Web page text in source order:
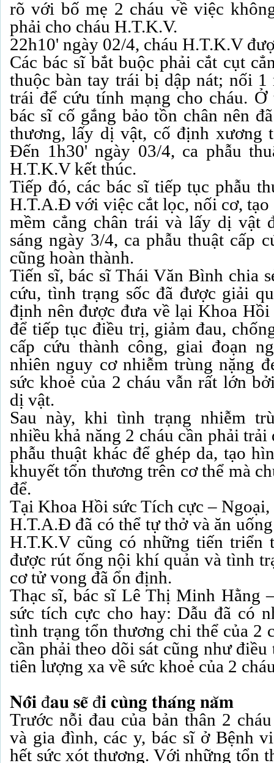
rõ với bố mẹ 2 cháu về việc
phải cho cháu H.T.K.V.
22h10' ngày 02/4, cháu H.T.K.V
Các bác sĩ bắt buộc phải cắt cụt
thuộc bàn tay trái bị dập nát; nối 1
trái để cứu tính mạng cho cháu. Ở
bác sĩ cố gắng bảo tồn chân nên
thương, lấy dị vật, cố định xương
Đến 1h30' ngày 03/4, ca phẫu
H.T.K.V kết thúc.
Tiếp đó, các bác sĩ tiếp tục phẫu
H.T.A.Đ với việc cắt lọc, nối cơ,
mềm cẳng chân trái và lấy dị
sáng ngày 3/4, ca phẫu thuật cấp
cũng hoàn thành.
Tiến sĩ, bác sĩ Thái Văn Bình chia
cứu, tình trạng sốc đã được giải
định nên được đưa về lại Khoa
để tiếp tục điều trị, giảm đau,
cấp cứu thành công, giai đoạn
nhiên nguy cơ nhiễm trùng nặng
sức khoẻ của 2 cháu vẫn rất lớn
dị vật.
Sau này, khi tình trạng nhiễm
nhiều khả năng 2 cháu cần phải
phẫu thuật khác để ghép da, tạo
khuyết tổn thương trên cơ thể mà
để.
Tại Khoa Hồi sức Tích cực –
H.T.A.Đ đã có thể tự thở và ăn
H.T.K.V cũng có những tiến triển
được rút ống nội khí quản và tình
cơ tử vong đã ổn định.
Thạc sĩ, bác sĩ Lê Thị Minh Hằng
sức tích cực cho hay: Dẫu đã có
tình trạng tổn thương chi thể của 2
cần phải theo dõi sát cũng như
tiên lượng xa về sức khoẻ của 2
𝐍𝐨̂̃𝐢 đ𝐚𝐮 𝐬𝐞̃ đ𝐢 𝐜𝐮̀𝐧𝐠 𝐭𝐡𝐚́𝐧𝐠 𝐧𝐚̆𝐦
Trước nỗi đau của bản thân 2
và gia đình, các y, bác sĩ ở Bệnh
hết sức xót thương. Với những tổn